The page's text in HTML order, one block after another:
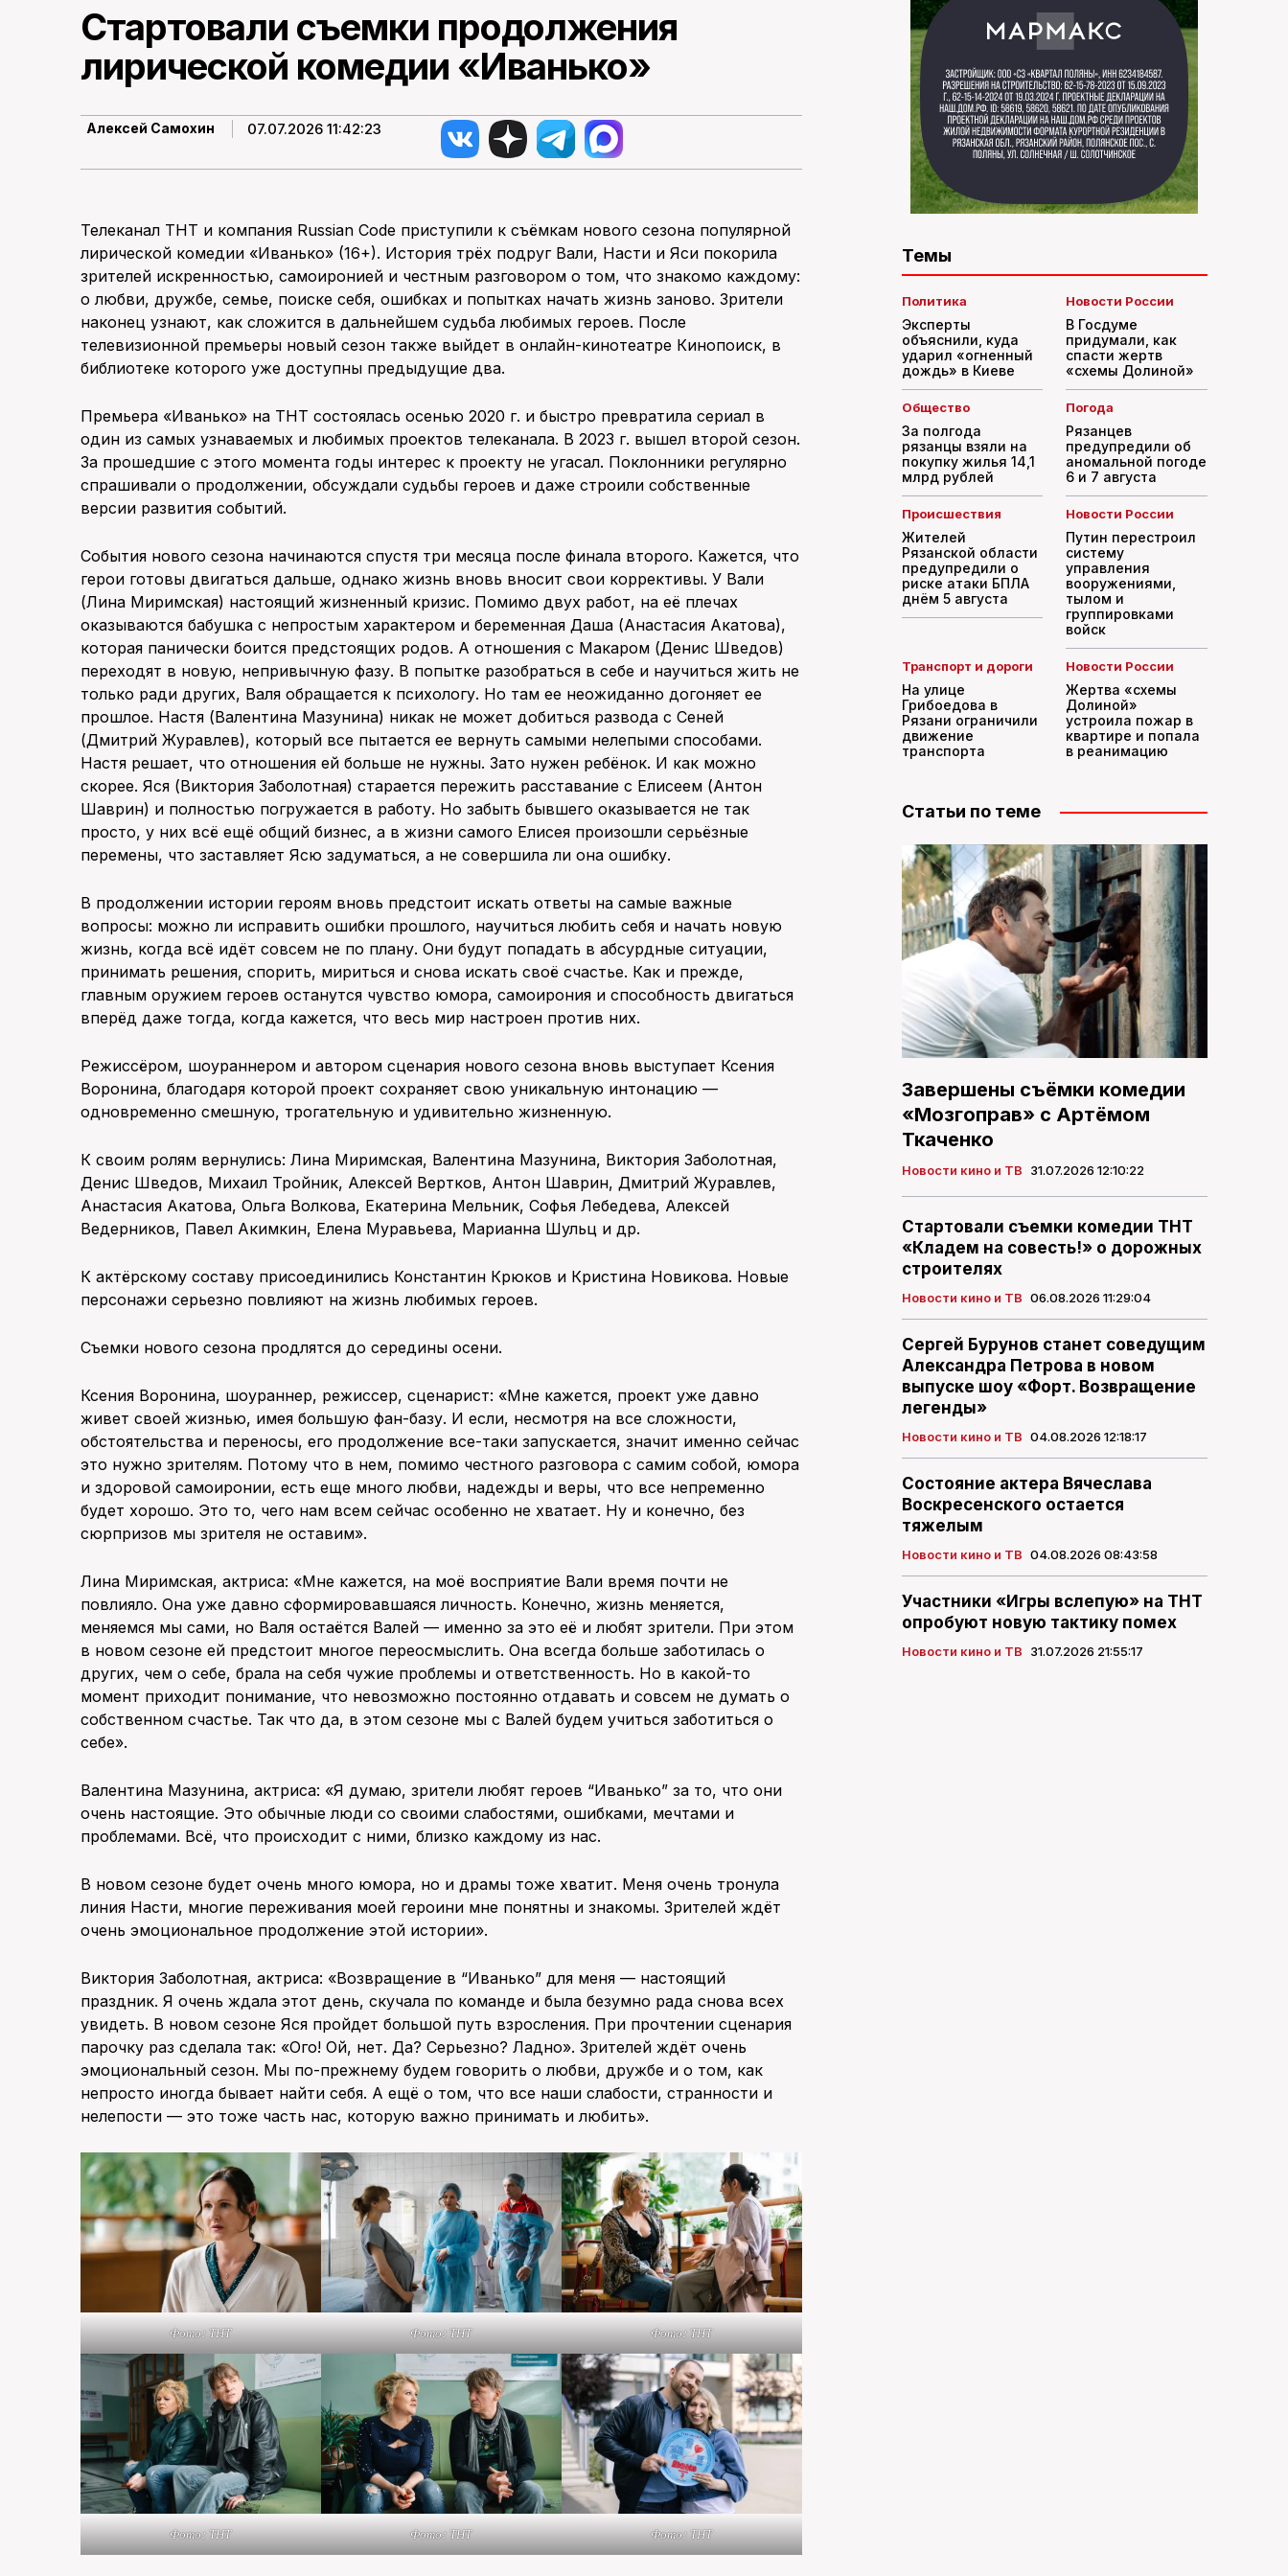
Стартовали съемки продолжения
лирической комедии «Иванько»
Алексей Самохин 07.07.2026 11:42:23
Телеканал ТНТ и компания Russian Code приступили к съёмкам нового сезона популярной
лирической комедии «Иванько» (16+). История трёх подруг Вали, Насти и Яси покорила
зрителей искренностью, самоиронией и честным разговором о том, что знакомо каждому:
о любви, дружбе, семье, поиске себя, ошибках и попытках начать жизнь заново. Зрители
наконец узнают, как сложится в дальнейшем судьба любимых героев. После
телевизионной премьеры новый сезон также выйдет в онлайн-кинотеатре Кинопоиск, в
библиотеке которого уже доступны предыдущие два.
Премьера «Иванько» на ТНТ состоялась осенью 2020 г. и быстро превратила сериал в
один из самых узнаваемых и любимых проектов телеканала. В 2023 г. вышел второй сезон.
За прошедшие с этого момента годы интерес к проекту не угасал. Поклонники регулярно
спрашивали о продолжении, обсуждали судьбы героев и даже строили собственные
версии развития событий.
События нового сезона начинаются спустя три месяца после финала второго. Кажется, что
герои готовы двигаться дальше, однако жизнь вновь вносит свои коррективы. У Вали
(Лина Миримская) настоящий жизненный кризис. Помимо двух работ, на её плечах
оказываются бабушка с непростым характером и беременная Даша (Анастасия Акатова),
которая панически боится предстоящих родов. А отношения с Макаром (Денис Шведов)
переходят в новую, непривычную фазу. В попытке разобраться в себе и научиться жить не
только ради других, Валя обращается к психологу. Но там ее неожиданно догоняет ее
прошлое. Настя (Валентина Мазунина) никак не может добиться развода с Сеней
(Дмитрий Журавлев), который все пытается ее вернуть самыми нелепыми способами.
Настя решает, что отношения ей больше не нужны. Зато нужен ребёнок. И как можно
скорее. Яся (Виктория Заболотная) старается пережить расставание с Елисеем (Антон
Шаврин) и полностью погружается в работу. Но забыть бывшего оказывается не так
просто, у них всё ещё общий бизнес, а в жизни самого Елисея произошли серьёзные
перемены, что заставляет Ясю задуматься, а не совершила ли она ошибку.
В продолжении истории героям вновь предстоит искать ответы на самые важные
вопросы: можно ли исправить ошибки прошлого, научиться любить себя и начать новую
жизнь, когда всё идёт совсем не по плану. Они будут попадать в абсурдные ситуации,
принимать решения, спорить, мириться и снова искать своё счастье. Как и прежде,
главным оружием героев останутся чувство юмора, самоирония и способность двигаться
вперёд даже тогда, когда кажется, что весь мир настроен против них.
Режиссёром, шоураннером и автором сценария нового сезона вновь выступает Ксения
Воронина, благодаря которой проект сохраняет свою уникальную интонацию —
одновременно смешную, трогательную и удивительно жизненную.
К своим ролям вернулись: Лина Миримская, Валентина Мазунина, Виктория Заболотная,
Денис Шведов, Михаил Тройник, Алексей Вертков, Антон Шаврин, Дмитрий Журавлев,
Анастасия Акатова, Ольга Волкова, Екатерина Мельник, Софья Лебедева, Алексей
Ведерников, Павел Акимкин, Елена Муравьева, Марианна Шульц и др.
К актёрскому составу присоединились Константин Крюков и Кристина Новикова. Новые
персонажи серьезно повлияют на жизнь любимых героев.
Съемки нового сезона продлятся до середины осени.
Ксения Воронина, шоураннер, режиссер, сценарист: «Мне кажется, проект уже давно
живет своей жизнью, имея большую фан-базу. И если, несмотря на все сложности,
обстоятельства и переносы, его продолжение все-таки запускается, значит именно сейчас
это нужно зрителям. Потому что в нем, помимо честного разговора с самим собой, юмора
и здоровой самоиронии, есть еще много любви, надежды и веры, что все непременно
будет хорошо. Это то, чего нам всем сейчас особенно не хватает. Ну и конечно, без
сюрпризов мы зрителя не оставим».
Лина Миримская, актриса: «Мне кажется, на моё восприятие Вали время почти не
повлияло. Она уже давно сформировавшаяся личность. Конечно, жизнь меняется,
меняемся мы сами, но Валя остаётся Валей — именно за это её и любят зрители. При этом
в новом сезоне ей предстоит многое переосмыслить. Она всегда больше заботилась о
других, чем о себе, брала на себя чужие проблемы и ответственность. Но в какой-то
момент приходит понимание, что невозможно постоянно отдавать и совсем не думать о
собственном счастье. Так что да, в этом сезоне мы с Валей будем учиться заботиться о
себе».
Валентина Мазунина, актриса: «Я думаю, зрители любят героев “Иванько” за то, что они
очень настоящие. Это обычные люди со своими слабостями, ошибками, мечтами и
проблемами. Всё, что происходит с ними, близко каждому из нас.
В новом сезоне будет очень много юмора, но и драмы тоже хватит. Меня очень тронула
линия Насти, многие переживания моей героини мне понятны и знакомы. Зрителей ждёт
очень эмоциональное продолжение этой истории».
Виктория Заболотная, актриса: «Возвращение в “Иванько” для меня — настоящий
праздник. Я очень ждала этот день, скучала по команде и была безумно рада снова всех
увидеть. В новом сезоне Яся пройдет большой путь взросления. При прочтении сценария
парочку раз сделала так: «Ого! Ой, нет. Да? Серьезно? Ладно». Зрителей ждёт очень
эмоциональный сезон. Мы по-прежнему будем говорить о любви, дружбе и о том, как
непросто иногда бывает найти себя. А ещё о том, что все наши слабости, странности и
нелепости — это тоже часть нас, которую важно принимать и любить».
Фото: ТНТ Фото: ТНТ Фото: ТНТ
Фото: ТНТ Фото: ТНТ Фото: ТНТ
Темы
Политика
Эксперты
объяснили, куда
ударил «огненный
дождь» в Киеве
Новости России
В Госдуме
придумали, как
спасти жертв
«схемы Долиной»
Общество
За полгода
рязанцы взяли на
покупку жилья 14,1
млрд рублей
Погода
Рязанцев
предупредили об
аномальной погоде
6 и 7 августа
Происшествия
Жителей
Рязанской области
предупредили о
риске атаки БПЛА
днём 5 августа
Новости России
Путин перестроил
систему
управления
вооружениями,
тылом и
группировками
войск
Транспорт и дороги
На улице
Грибоедова в
Рязани ограничили
движение
транспорта
Новости России
Жертва «схемы
Долиной»
устроила пожар в
квартире и попала
в реанимацию
Статьи по теме
Завершены съёмки комедии
«Мозгоправ» с Артёмом
Ткаченко
Новости кино и ТВ 31.07.2026 12:10:22
Стартовали съемки комедии ТНТ
«Кладем на совесть!» о дорожных
строителях
Новости кино и ТВ 06.08.2026 11:29:04
Сергей Бурунов станет соведущим
Александра Петрова в новом
выпуске шоу «Форт. Возвращение
легенды»
Новости кино и ТВ 04.08.2026 12:18:17
Состояние актера Вячеслава
Воскресенского остается
тяжелым
Новости кино и ТВ 04.08.2026 08:43:58
Участники «Игры вслепую» на ТНТ
опробуют новую тактику помех
Новости кино и ТВ 31.07.2026 21:55:17